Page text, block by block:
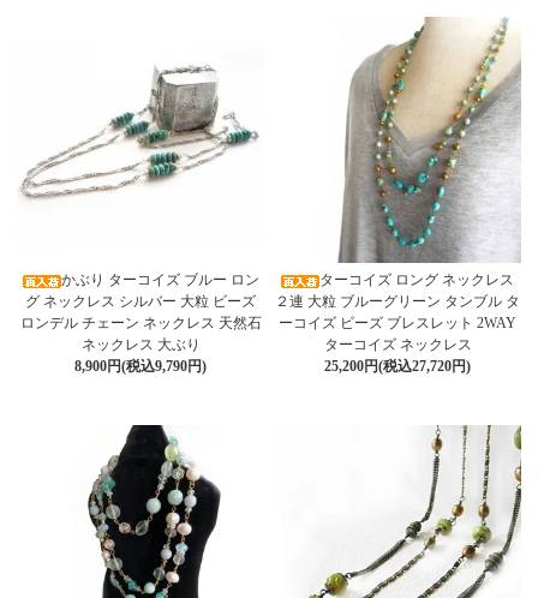
かぶり ターコイズ ブルー ロン
グ ネックレス シルバー 大粒 ビーズ
ロンデル チェーン ネックレス 天然石
ネックレス 大ぶり
8,900円(税込9,790円)
ターコイズ ロング ネックレス
２連 大粒 ブルーグリーン タンブル タ
ーコイズ ビーズ ブレスレット 2WAY
ターコイズ ネックレス
25,200円(税込27,720円)